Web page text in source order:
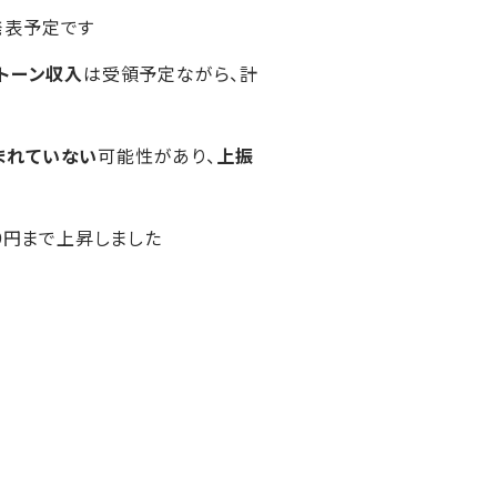
予定です
ーン収入は受領予定ながら、計
れていない可能性があり、上振
まで上昇しました